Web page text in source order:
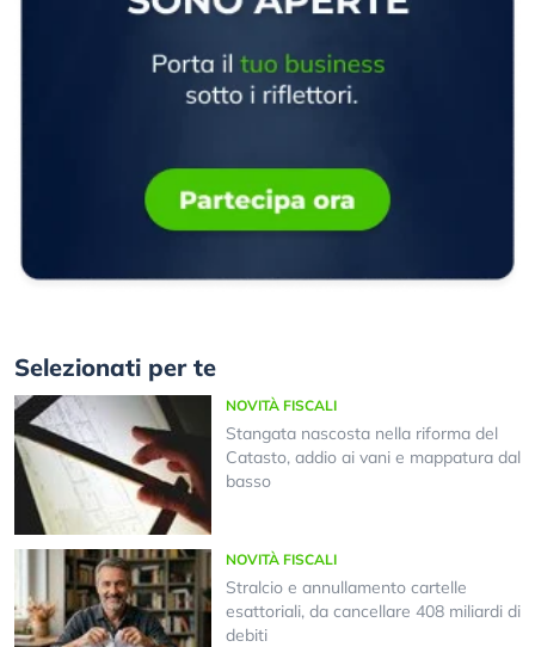
Selezionati per te
NOVITÀ FISCALI
Stangata nascosta nella riforma del
Catasto, addio ai vani e mappatura dal
basso
NOVITÀ FISCALI
Stralcio e annullamento cartelle
esattoriali, da cancellare 408 miliardi di
debiti